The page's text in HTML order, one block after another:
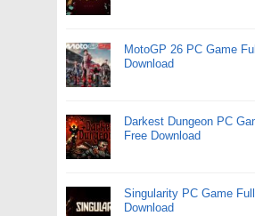
MotoGP 26 PC Game
Download
Darkest Dungeon PC
Free Download
Singularity PC Game
Download